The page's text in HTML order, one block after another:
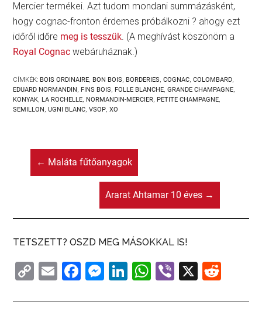
Mercier termékei. Azt tudom mondani summázásként,
hogy cognac-fronton érdemes próbálkozni ? ahogy ezt
időről időre meg is tesszük. (A meghívást köszönöm a
Royal Cognac webáruháznak.)
CÍMKÉK: BOIS ORDINAIRE, BON BOIS, BORDERIES,COGNAC,COLOMBARD,
EDUARD NORMANDIN , FINS BOIS, FOLLE BLANCHE,GRANDE CHAMPAGNE,
KONYAK, LA ROCHELLE, NORMANDIN-MERCIER, PETITE CHAMPAGNE,
SEMILLON ,UGNI BLANC,VSOP,XO
← Maláta fűtőanyagok
Ararat Ahtamar 10 éves →
TETSZETT? OSZD MEG MÁSOKKAL IS!
C
p
E
ai
F
c
M
s
Li
k
W
at
Vi
er
X
d